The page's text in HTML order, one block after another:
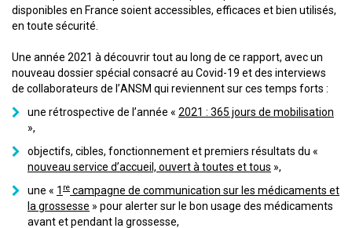
disponibles en France soient accessibles, efficaces et bien utilisés,
en toute sécurité.
Une année 2021 à découvrir tout au long de ce rapport, avec un
nouveau dossier spécial consacré au Covid-19 et des interviews
de collaborateurs de l’ANSM qui reviennent sur ces temps forts :
une rétrospective de l’année « 2021 : 365 jours de mobilisation
»,
objectifs, cibles, fonctionnement et premiers résultats du «
nouveau service d’accueil, ouvert à toutes et tous »,
une « 1 re campagne de communication sur les médicaments et
la grossesse » pour alerter sur le bon usage des médicaments
avant et pendant la grossesse,